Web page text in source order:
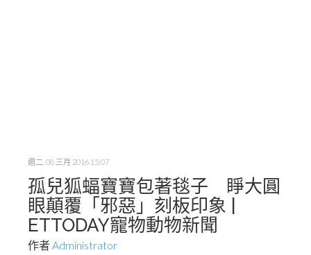
週二, 08 三月 2016 15:07
孤兒狐蝠寶寶包著毯子 睜大圓
眼顛覆「邪惡」刻板印象 |
ETTODAY寵物動物新聞
作者Administrator